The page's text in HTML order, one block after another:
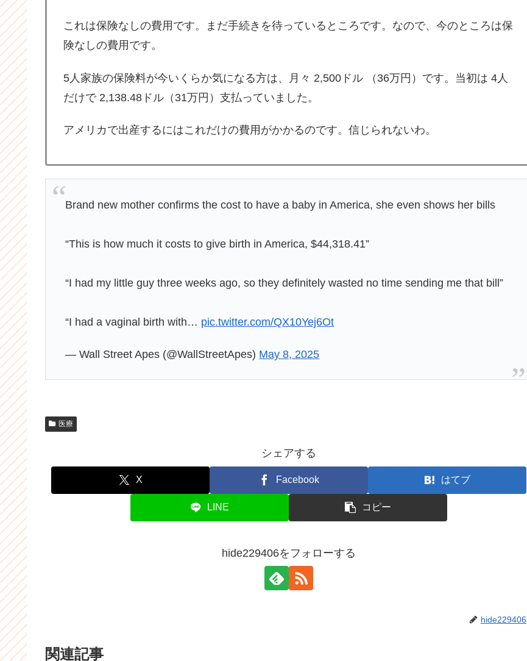
これは保険なしの費用です。まだ手続きを待っているところです。なので、今のところは保
険なしの費用です。
5人家族の保険料が今いくらか気になる方は、月々 2,500ドル （36万円）です。当初は 4人
だけで 2,138.48ドル（31万円）支払っていました。
アメリカで出産するにはこれだけの費用がかかるのです。信じられないわ。
Brand new mother confirms the cost to have a baby in America, she even shows her bills
“This is how much it costs to give birth in America, $44,318.41”
“I had my little guy three weeks ago, so they definitely wasted no time sending me that bill”
“I had a vaginal birth with… pic.twitter.com/QX10Yej6Ot
— Wall Street Apes (@WallStreetApes) May 8, 2025
医療
シェアする
X Facebook はてブ
LINE コピー
hide229406をフォローする
hide229406
関連記事